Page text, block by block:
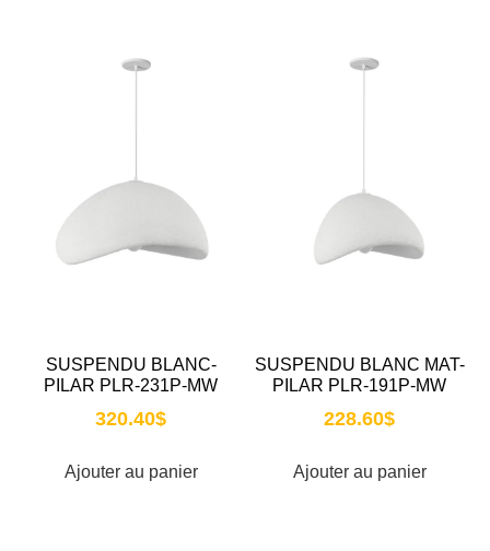
SUSPENDU BLANC-
PILAR PLR-231P-MW
320.40$
Ajouter au panier
SUSPENDU BLANC MAT-
PILAR PLR-191P-MW
228.60$
Ajouter au panier